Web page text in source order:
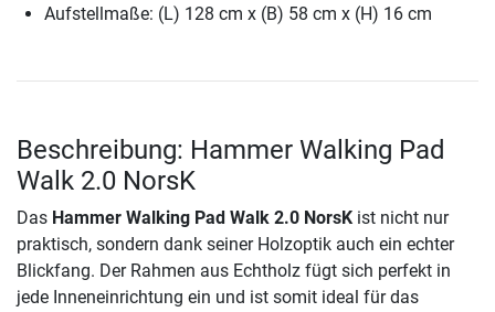
Aufstellmaße: (L) 128 cm x (B) 58 cm x (H) 16 cm
Beschreibung: Hammer Walking Pad
Walk 2.0 NorsK
Das Hammer Walking Pad Walk 2.0 NorsK ist nicht nur
praktisch, sondern dank seiner Holzoptik auch ein echter
Blickfang. Der Rahmen aus Echtholz fügt sich perfekt in
jede Inneneinrichtung ein und ist somit ideal für das